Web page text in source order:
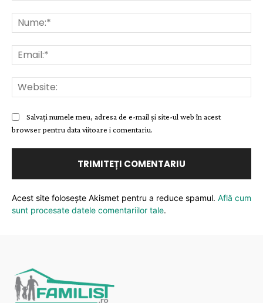
Salvați numele meu, adresa de e-mail și site-ul web în acest
browser pentru data viitoare i comentariu.
Acest site folosește Akismet pentru a reduce spamul. Află cum
sunt procesate datele comentariilor tale.